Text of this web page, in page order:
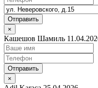
Отправить
×
Кашешов Шамиль
Отправить
×